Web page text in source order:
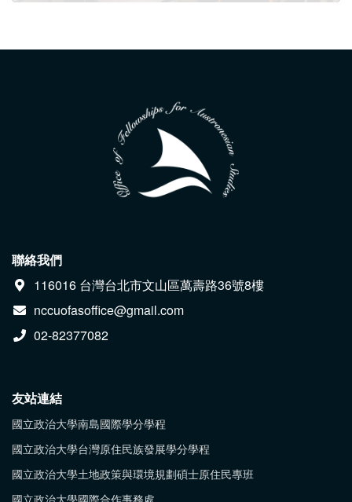
聯絡我們
116016 台灣台北市文山區萬壽路36號8樓
nccuofasoffice@gmail.com
02-82377082
友站連結
國立政治大學南島國際學分學程
國立政治大學台灣原住民族發展學分學程
國立政治大學土地政策與環境規劃碩士原住民專班
國立政治大學國際合作事務處